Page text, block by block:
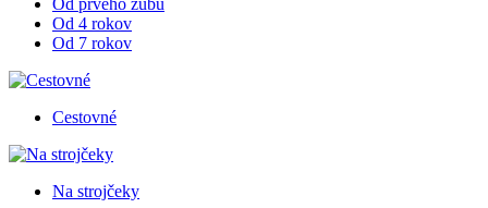
Od prvého zubu
Od 4 rokov
Od 7 rokov
Cestovné
Na strojčeky